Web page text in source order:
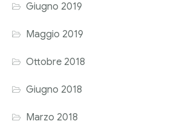
Giugno 2019
Maggio 2019
Ottobre 2018
Giugno 2018
Marzo 2018